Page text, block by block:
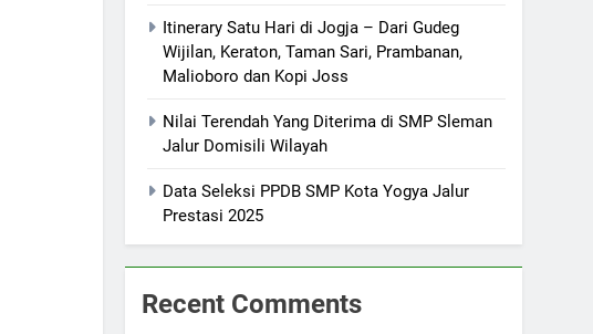
Itinerary Satu Hari di Jogja – Dari Gudeg
Wijilan, Keraton, Taman Sari, Prambanan,
Malioboro dan Kopi Joss
Nilai Terendah Yang Diterima di SMP Sleman
Jalur Domisili Wilayah
Data Seleksi PPDB SMP Kota Yogya Jalur
Prestasi 2025
Recent Comments